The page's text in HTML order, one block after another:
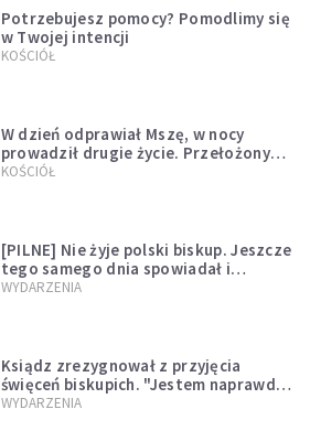
Potrzebujesz pomocy? Pomodlimy się
w Twojej intencji
KOŚCIÓŁ
W dzień odprawiał Mszę, w nocy
prowadził drugie życie. Przełożony
kazał mu opuścić zakon
KOŚCIÓŁ
[PILNE] Nie żyje polski biskup. Jeszcze
tego samego dnia spowiadał i
sprawował Mszę świętą
WYDARZENIA
Ksiądz zrezygnował z przyjęcia
święceń biskupich. "Jestem naprawdę
niegodny"
WYDARZENIA